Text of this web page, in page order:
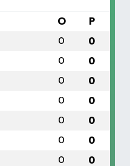
O P
0 0
0 0
0 0
0 0
0 0
0 0
0 0